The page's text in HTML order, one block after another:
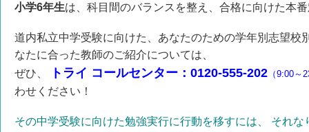
小学6年生は、科目間のバランスを整え、合格に向けた本
道内私立中学受験に向けた、あなたのための学年別志望校
なたに合った教師のご紹介については、
ぜひ、
トライ コールセンター：0120-555-202 （9:00～
わせください！
その中学受験に向けた勉強実行に行動を移すには、 それ